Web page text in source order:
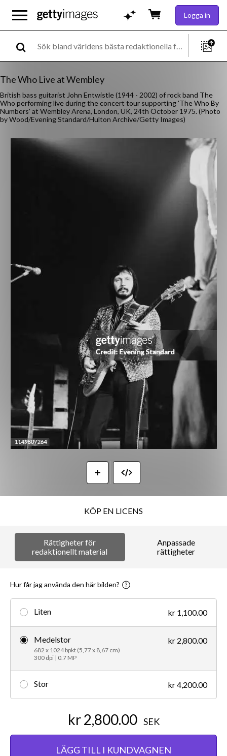
Logga in
The Who Live at Wembley
British bass guitarist John Entwistle (1944 - 2002) of rock band The
Who performing live during the concert tour supporting 'The Who By
Numbers' at Wembley Arena, London, UK, 24th October 1975. (Photo
by Wood/Evening Standard/Hulton Archive/Getty Images)
KÖP EN LICENS
Rättigheter för
redaktionellt material
Anpassade
rättigheter
Hur får jag använda den här bilden?
Liten kr 1,100.00
Medelstor
682 x 1024 bpkt (5,77 x 8,67 cm)
300 dpi | 0.7 MP
kr 2,800.00
Stor kr 4,200.00
kr 2,800.00 SEK
LÄGG TILL I KUNDVAGNEN